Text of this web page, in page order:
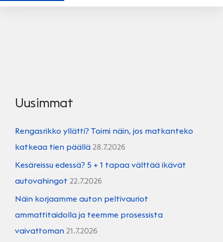
AUTOJA
Uusimmat
Rengasrikko yllätti? Toimi näin, jos matkanteko
katkeaa tien päällä 28.7.2026
Kesäreissu edessä? 5 + 1 tapaa välttää ikävät
autovahingot 22.7.2026
Näin korjaamme auton peltivauriot
ammattitaidolla ja teemme prosessista
vaivattoman 21.7.2026